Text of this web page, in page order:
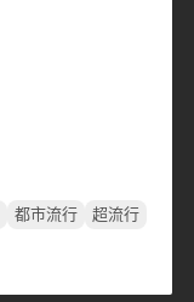
都市流行
超流行